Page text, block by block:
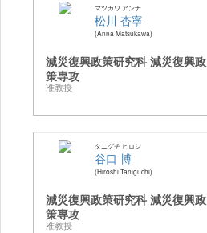
マツカワ アンナ
松川 杏寧
Anna Matsukawa
減災復興政策研究科 減災復興政
策専攻
准教授
タニグチ ヒロシ
谷口 博
Hiroshi Taniguchi
減災復興政策研究科 減災復興政
策専攻
准教授